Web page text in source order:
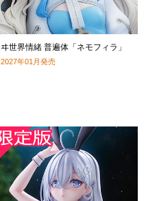
ヰ世界情緒 普遍体「ネモフィラ」
2027年01月発売